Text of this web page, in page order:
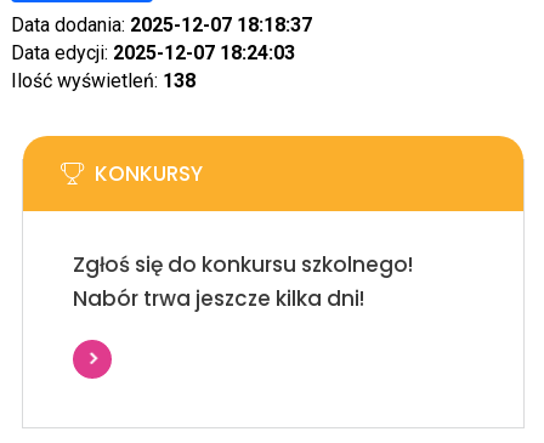
Data dodania: 2025-12-07 18:18:37
Data edycji: 2025-12-07 18:24:03
Ilość wyświetleń: 138
KONKURSY
Zgłoś się do konkursu szkolnego!
Nabór trwa jeszcze kilka dni!